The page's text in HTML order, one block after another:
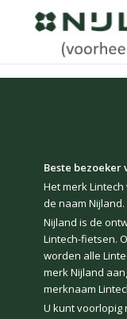
Beste bezoeker
Het merk
de naam Nijland.
Nijland is de
Lintech-fietsen.
worden alle
merk Nijland
merknaam
U kunt voorlopig